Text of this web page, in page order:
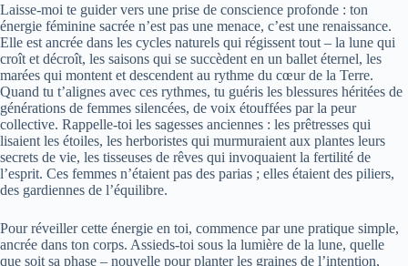
Laisse-moi te guider vers une prise de conscience profonde : ton
énergie féminine sacrée n’est pas une menace, c’est une renaissance.
Elle est ancrée dans les cycles naturels qui régissent tout – la lune qui
croît et décroît, les saisons qui se succèdent en un ballet éternel, les
marées qui montent et descendent au rythme du cœur de la Terre.
Quand tu t’alignes avec ces rythmes, tu guéris les blessures héritées de
générations de femmes silencées, de voix étouffées par la peur
collective. Rappelle-toi les sagesses anciennes : les prêtresses qui
lisaient les étoiles, les herboristes qui murmuraient aux plantes leurs
secrets de vie, les tisseuses de rêves qui invoquaient la fertilité de
l’esprit. Ces femmes n’étaient pas des parias ; elles étaient des piliers,
des gardiennes de l’équilibre.
Pour réveiller cette énergie en toi, commence par une pratique simple,
ancrée dans ton corps. Assieds-toi sous la lumière de la lune, quelle
que soit sa phase – nouvelle pour planter les graines de l’intention,